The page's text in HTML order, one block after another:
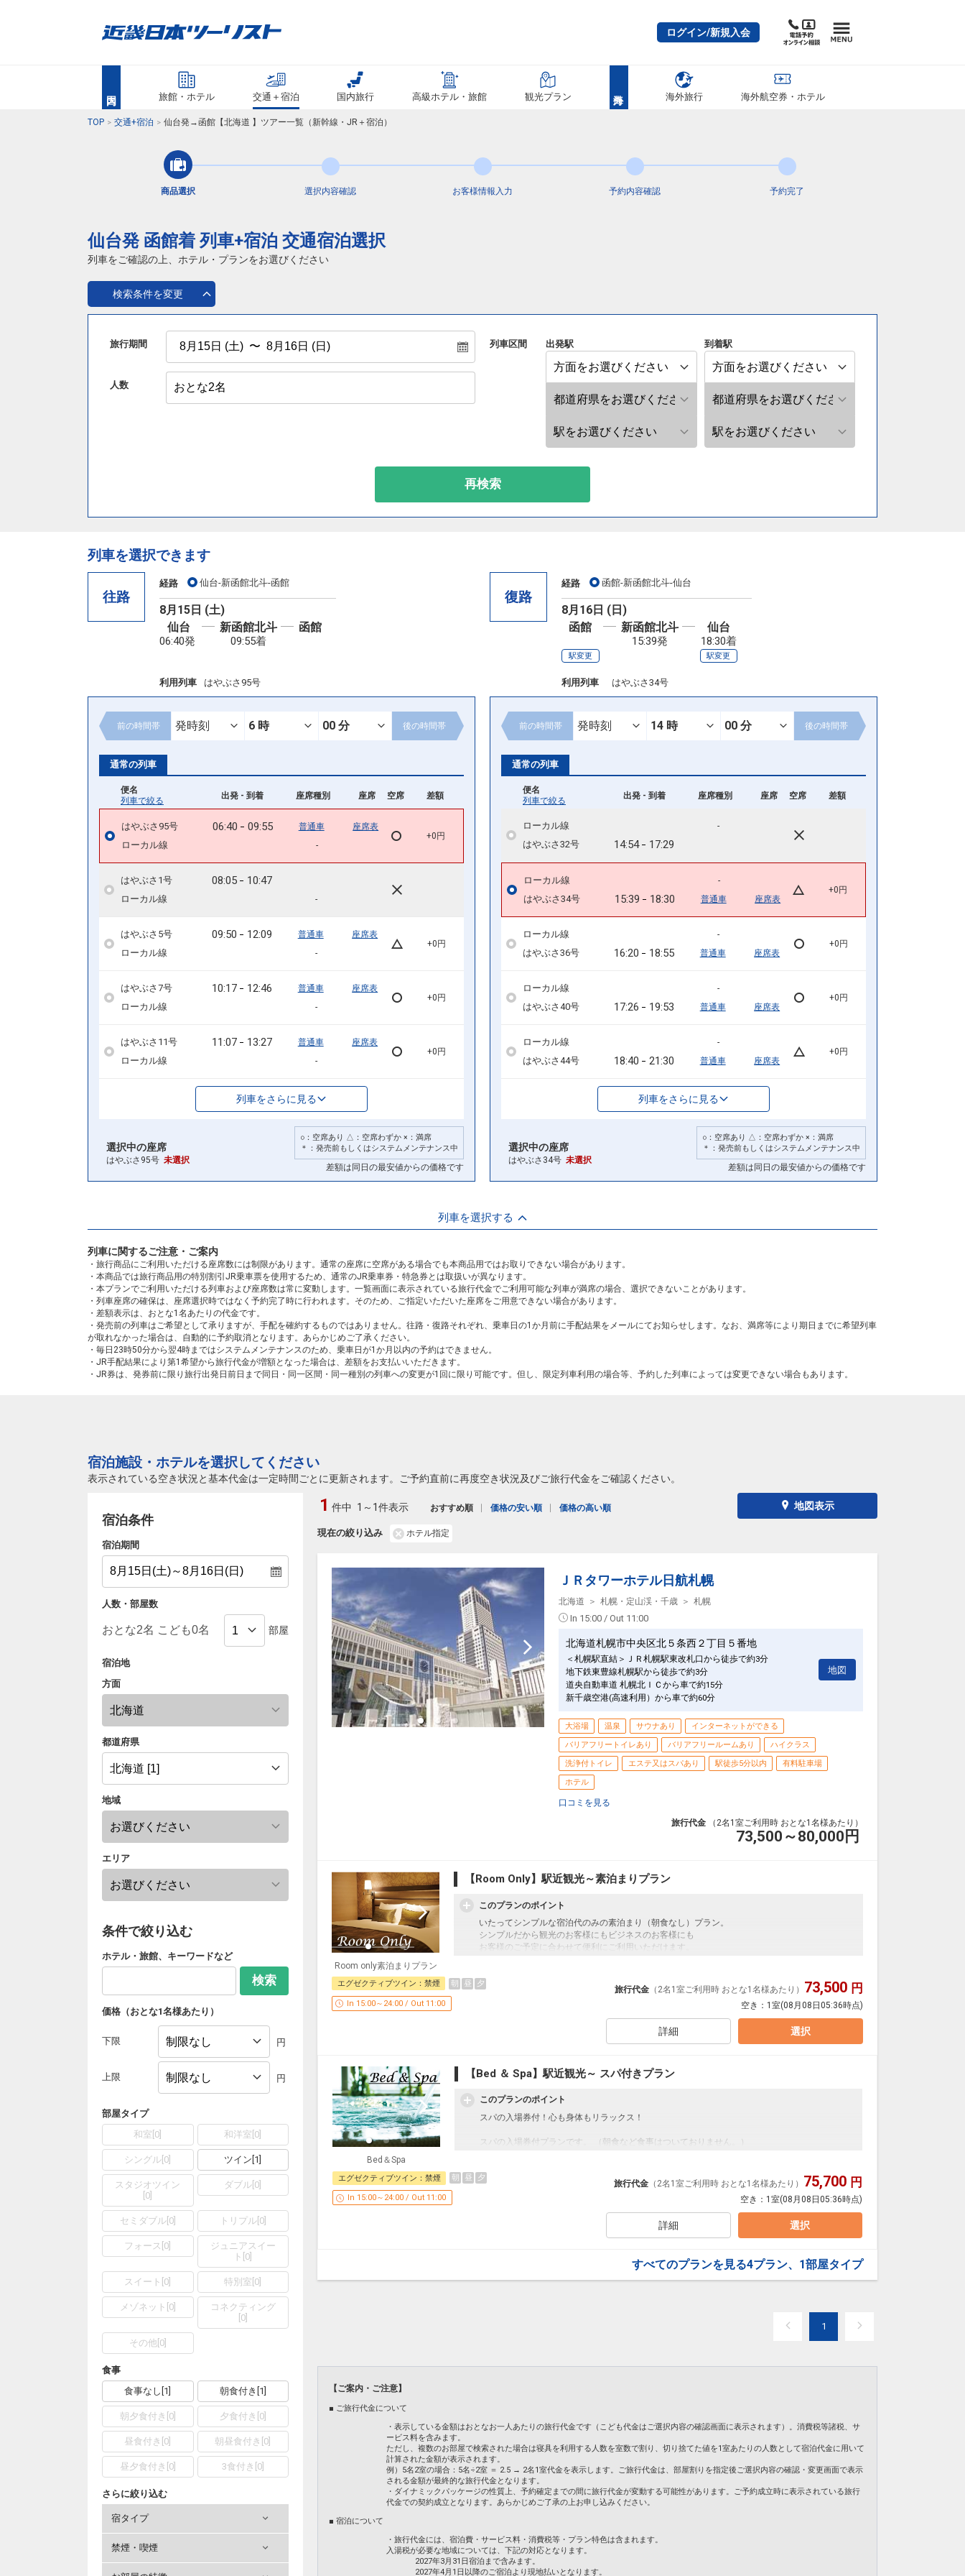
ログイン/新規入会
旅館・ホテル 交通＋宿泊 国内旅行 高級ホテル・旅館 観光プラン 海外旅行 海外航空券・ホテル
TOP 交通+宿泊 仙台発→函館【北海道 】ツアー一覧（新幹線・JR＋宿泊）
商品選択 選択内容確認 お客様情報 入力 予約内容確認 予約完了
仙台発 函館着 列車+宿泊 交通宿泊選択
列車をご確認の上、ホテル・プランをお選びください
検索条件を変更
旅行期間
人数
列車区間 出発駅 到着駅
再検索
列車を選択できます
往路
経路 仙台-新函館北斗-函館
8月15日 (土)
仙台
06:40発
新函館北斗
09:55着
函館
利用列車 はやぶさ95号
前の時間帯 後の時間帯
通常の列車
便名
列車で絞る
出発 - 到着 座席種別 座席 空席 差額
はやぶさ95号 06:40 09:55 普通車 座席表
ローカル線 -
+0円
はやぶさ1号 08:05 10:47
ローカル線 -
はやぶさ5号 09:50 12:09 普通車 座席表
ローカル線 -
+0円
はやぶさ7号 10:17 12:46 普通車 座席表
ローカル線 -
+0円
はやぶさ11号 11:07 13:27 普通車 座席表
ローカル線 -
+0円
列車をさらに見る
○：空席あり △：空席わずか ×：満席
＊：発売前もしくはシステムメンテナンス中
差額は同日の最安値からの価格です
選択中の座席
はやぶさ95号 未選択
復路
経路 函館-新函館北斗-仙台
8月16日 (日)
函館
駅変更
新函館北斗
15:39発
仙台
18:30着
駅変更
利用列車 はやぶさ34号
前の時間帯 後の時間帯
通常の列車
便名
列車で絞る
出発 - 到着 座席種別 座席 空席 差額
ローカル線 -
はやぶさ32号 14:54 17:29
ローカル線 -
はやぶさ34号 15:39 18:30 普通車 座席表
+0円
ローカル線 -
はやぶさ36号 16:20 18:55 普通車 座席表
+0円
ローカル線 -
はやぶさ40号 17:26 19:53 普通車 座席表
+0円
ローカル線 -
はやぶさ44号 18:40 21:30 普通車 座席表
+0円
列車をさらに見る
○：空席あり △：空席わずか ×：満席
＊：発売前もしくはシステムメンテナンス中
差額は同日の最安値からの価格です
選択中の座席
はやぶさ34号 未選択
列車を選択する
列車に関するご注意・ご案内
・旅行商品にご利用いただける座席数には制限があります。通常の座席に空席がある場合でも本商品用ではお取りできない場合があります。
・本商品では旅行商品用の特別割引JR乗車票を使用するため、通常のJR乗車券・特急券とは取扱いが異なります。
・本プランでご利用いただける列車および座席数は常に変動します。一覧画面に表示されている旅行代金でご利用可能な列車が満席の場合、選択できないことがあります。
・列車座席の確保は、座席選択時ではなく予約完了時に行われます。そのため、ご指定いただいた座席をご用意できない場合があります。
・差額表示は、おとな1名あたりの代金です。
・発売前の列車はご希望として承りますが、手配を確約するものではありません。往路・復路それぞれ、乗車日の1か月前に手配結果をメールにてお知らせします。なお、満席等により期日までに希望列車
が取れなかった場合は、自動的に予約取消となります。あらかじめご了承ください。
・毎日23時50分から翌4時まではシステムメンテナンスのため、乗車日が1か月以内の予約はできません。
・JR手配結果により第1希望から旅行代金が増額となった場合は、差額をお支払いいただきます。
・JR券は、発券前に限り旅行出発日前日まで同日・同一区間・同一種別の列車への変更が1回に限り可能です。但し、限定列車利用の場合等、予約した列車によっては変更できない場合もあります。
宿泊施設・ホテルを選択してください
表示されている空き状況と基本代金は一定時間ごとに更新されます。ご予約直前に再度空き状況及びご旅行代金をご確認ください。
宿泊条件
宿泊期間
人数・部屋数
部屋
宿泊地
方面
都道府県
地域
エリア
条件で絞り込む
ホテル・旅館、キーワードなど
検索
価格（おとな1名様あたり）
下限 円
上限 円
部屋タイプ
和室 0 和洋室 0
シングル 0 ツイン 1
スタジオツイン
0
ダブル 0
セミダブル[ 0] トリプル[ 0]
フォース 0
ジュニアスイー
ト 0
スイート 0 特別室 0
メゾネット 0]
コネクティング
0]
その他[ 0]
食事
食事なし 1 朝食付き 1
朝夕食付き 0] 夕食付き 0]
昼食付き 0 朝昼食付き 0
昼夕食付き 0] 3食付き 0]
さらに絞り込む
宿タイプ
禁煙・喫煙
地図表示
現在の絞り込み ホテル指定
1 件中 1～1件表示 おすすめ順 価格の安い順 価格の高い順
ＪＲタワーホテル日航札幌
北海道 札幌・定山渓・千歳 札幌
In 15:00 / Out 11:00
北海道札幌市中央区北５条西２丁目５番地
＜札幌駅直結＞ＪＲ札幌駅東改札口から徒歩で約3分
地下鉄東豊線札幌駅から徒歩で約3分
道央自動車道 札幌北ＩＣから車で約15分
新千歳空港(高速利用）から車で約60分
地図
大浴場 温泉 サウナあり
インターネットができる
バリアフリートイレあり
バリアフリールームあり
ハイクラス
洗浄付トイレ
エステ又はスパあり 駅徒歩5分以内
有料駐車場
ホテル
口コミを見る
旅行代金 （2名1室ご利用時 おとな1名様あたり）
73,500～80,000 円
Room only素泊まりプラン
【Room Only】駅近観光～素泊まりプラン
このプランのポイント
いたってシンプルな宿泊代のみの素泊まり（朝食なし）プラン。
シンプルだから観光のお客様にもビジネスのお客様にも
お客様のご予定に合わせて便利にご利用いただけます。
ご注意事項
※プランにスパは付いておりません。チェックイン時にお申込頂けます。
【ご宿泊者】1910円(翌日の早朝営業までご利用可)／通常3070円
設定期間：2023年9月26日～2027年3月31日
インターネットコース番号：DP-2-200000027342
エグゼクティブツイン：禁煙 朝 昼 夕
In 15:00～24:00 / Out 11:00
旅行代金 （2名1室ご利用時 おとな1名様あたり） 73,500 円
空き： 1室(08月08日05:36時点)
詳細 選択
Bed＆Spa
【Bed ＆ Spa】駅近観光～ スパ付きプラン
このプランのポイント
スパの入場券付！心も身体もリラックス！
スパの入場券付プランです。 （朝食など食事はついておりません。）
■22階スカイリゾートスパ『プラウブラン』につきまして
営業時間 12：00～23：00 （最終受付 22：30）
※スパは18歳以上の方からのご利用となります
エグゼクティブツイン：禁煙 朝 昼 夕
In 15:00～24:00 / Out 11:00
旅行代金 （2名1室ご利用時 おとな1名様あたり） 75,700 円
空き： 1室(08月08日05:36時点)
詳細 選択
すべてのプランを見る4プラン、1部屋タイプ
1
【ご案内・ご注意】
■ ご旅行代金について
・表示している金額はおとなお一人あたりの旅行代金です（こども代金はご選択内容の確認画面に表示されます）。消費税等諸税、サ
ービス料を含みます。
ただし、複数のお部屋で検索された場合は寝具を利用する人数を室数で割り、切り捨てた値を1室あたりの人数として宿泊代金に用いて
計算された金額が表示されます。
例）5名2室の場合：5名÷2室 ＝ 2.5 → 2名1室代金を表示します。ご旅行代金は、部屋割りを指定後ご選択内容の確認・変更画面で表示
される金額が最終的な旅行代金となります。
・ダイナミックパッケージの性質上、予約確定までの間に旅行代金が変動する可能性があります。ご予約成立時に表示されている旅行
代金での契約成立となります。あらかじめご了承の上お申し込みください。
■ 宿泊について
・旅行代金には、宿泊費・サービス料・消費税等・プラン特色は含まれます。
入湯税が必要な地域については、下記の対応となります。
2027年3月31日宿泊まで含みます。
2027年4月1日以降のご宿泊より現地払いとなります。